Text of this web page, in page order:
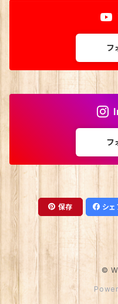
フ
フ
保存 シェ
©